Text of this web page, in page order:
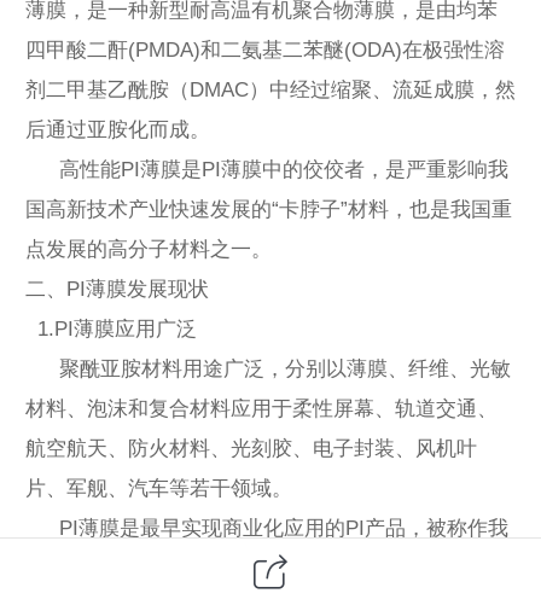
薄膜，是一种新型耐高温有机聚合物薄膜，是由均苯
四甲酸二酐(PMDA)和二氨基二苯醚(ODA)在极强性溶
剂二甲基乙酰胺（DMAC）中经过缩聚、流延成膜，然
后通过亚胺化而成。
高性能PI薄膜是PI薄膜中的佼佼者，是严重影响我
国高新技术产业快速发展的“卡脖子”材料，也是我国重
点发展的高分子材料之一。
二、PI薄膜发展现状
1.PI薄膜应用广泛
聚酰亚胺材料用途广泛，分别以薄膜、纤维、光敏
材料、泡沫和复合材料应用于柔性屏幕、轨道交通、
航空航天、防火材料、光刻胶、电子封装、风机叶
片、军舰、汽车等若干领域。
PI薄膜是最早实现商业化应用的PI产品，被称作我
国发展高技术产业的三大瓶颈性关键高分子材料之